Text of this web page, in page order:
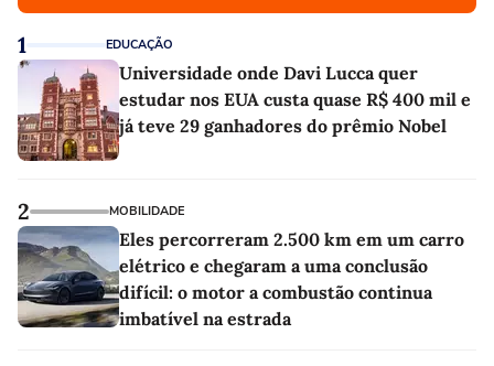
1 EDUCAÇÃO
Universidade onde Davi Lucca quer
estudar nos EUA custa quase R$ 400 mil e
já teve 29 ganhadores do prêmio Nobel
2 MOBILIDADE
Eles percorreram 2.500 km em um carro
elétrico e chegaram a uma conclusão
difícil: o motor a combustão continua
imbatível na estrada